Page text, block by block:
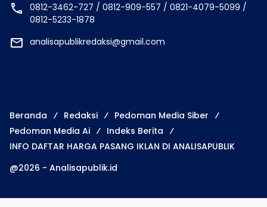
0812-3462-727 / 0812-909-557 / 0821-4079-5099 /
0812-5233-1878
analisapublikredaksi@gmail.com
Beranda Redaksi
Pedoman Media Siber
Pedoman Media Ai
Indeks Berita
INFO DAFTAR HARGA PASANG IKLAN DI ANALISAPUBLIK
@2026 - Analisapublik.id